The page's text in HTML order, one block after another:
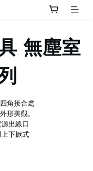
無塵室
角接合處
形美觀。
出線口
下掀式